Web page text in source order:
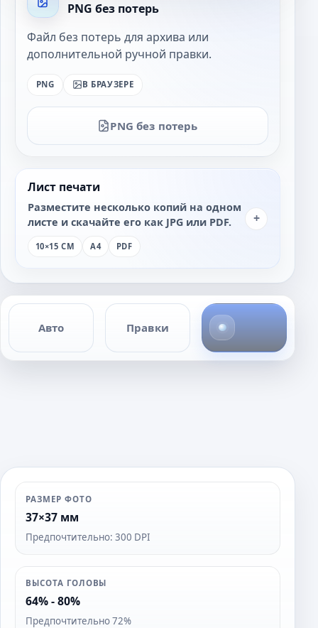
PNG без потерь
Файл без потерь для архива или
дополнительной ручной правки.
PNG В БРАУЗЕРЕ
PNG без потерь
Лист печати
Разместите несколько копий на одном
листе и скачайте его как JPG или PDF.
10×15 СМ A4 PDF
+
Авто Правки
РАЗМЕР ФОТО
37×37 мм
Предпочтительно: 300 DPI
ВЫСОТА ГОЛОВЫ
64% - 80%
Предпочтительно 72%